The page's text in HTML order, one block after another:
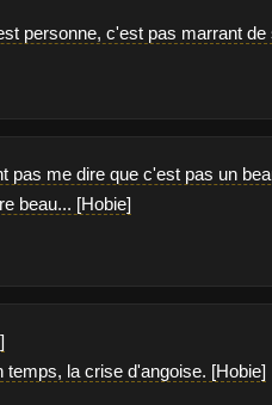
personne, c'est pas marrant
pas me dire que c'est pas un
beau... [Hobie]
la crise d'angoise. [Hobie]